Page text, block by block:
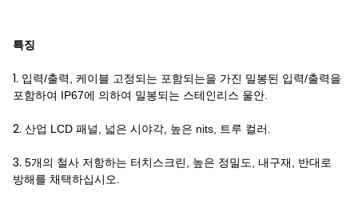
특징
1. 입력/출력, 케이블 고정되는 포함되는을 가진 밀봉된 입력/출력을
포함하여 IP67에 의하여 밀봉되는 스테인리스 울안.
2. 산업 LCD 패널, 넓은 시야각, 높은 nits, 트루 컬러.
3. 5개의 철사 저항하는 터치스크린, 높은 정밀도, 내구재, 반대로
방해를 채택하십시오.